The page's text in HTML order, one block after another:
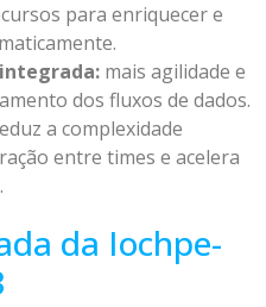
para enriquecer e
mais agilidade e
dos fluxos de dados.
a complexidade
entre times e acelera
da Iochpe-